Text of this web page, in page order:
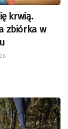
krwią.
zbiórka w